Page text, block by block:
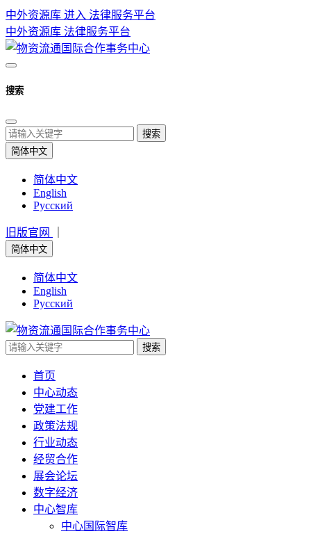
中外资源库 进入 法律服务平台
中外资源库 法律服务平台
搜索
搜索
简体中文
简体中文
English
Русский
旧版官网
简体中文
简体中文
English
Русский
搜索
首页
中心动态
党建工作
政策法规
行业动态
经贸合作
展会论坛
数字经济
中心智库
中心国际智库